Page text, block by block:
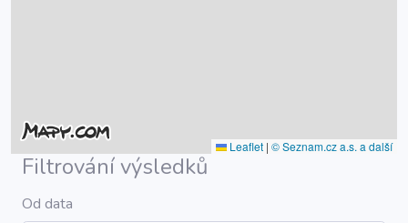
Leaflet | © Seznam.cz a.s. a další
Filtrování výsledků
Od data